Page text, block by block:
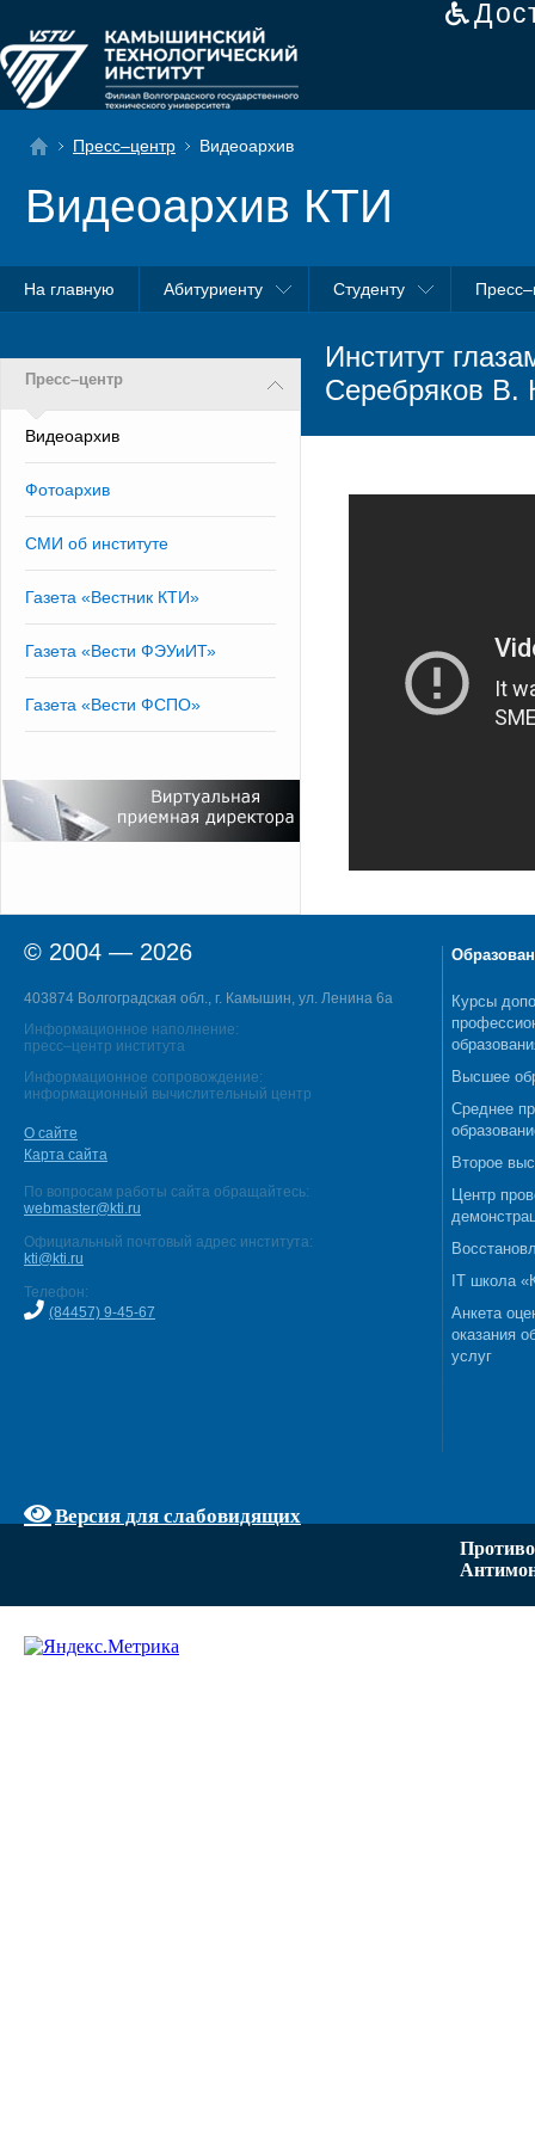
Пресс–центр Видеоархив
Видеоархив КТИ
На главную Абитуриенту Студенту
Пресс–центр
Видеоархив
Фотоархив
СМИ об институте
Газета «Вестник КТИ»
Газета «Вести ФЭУиИТ»
Газета «Вести ФСПО»
Институт
Серебряков
© 2004 — 2026
403874 Волгоградская обл., г. Камышин, ул. Ленина 6а
Информационное наполнение:
пресс–центр института
Информационное сопровождение:
информационный вычислительный центр
О сайте
Карта сайта
По вопросам работы сайта обращайтесь:
webmaster@kti.ru
Официальный почтовый адрес института:
kti@kti.ru
Телефон:
(84457) 9-45-67
Версия для слабовидящих
Курсы
Высшее
Среднее
Второе
Центр
IT школа
Анкета
оказания
услуг